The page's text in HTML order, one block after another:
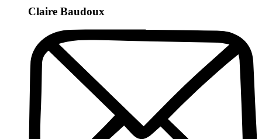
Claire Baudoux